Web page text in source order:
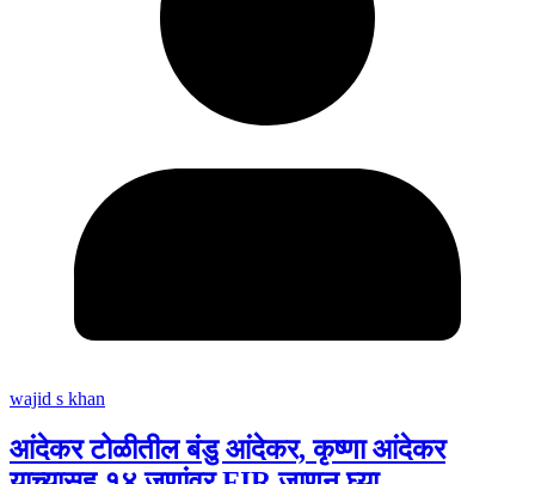
wajid s khan
आंदेकर टोळीतील बंडु आंदेकर, कृष्णा आंदेकर